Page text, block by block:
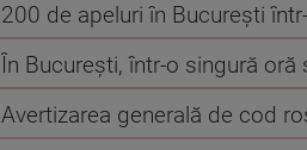
200 de apeluri în București
În Bucureşti, într-o singură
Avertizarea generală de cod